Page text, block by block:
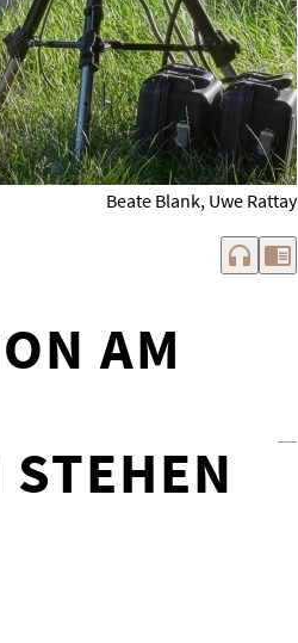
Beate Blank, Uwe Rattay
headphones chrome_reader_mode
AM